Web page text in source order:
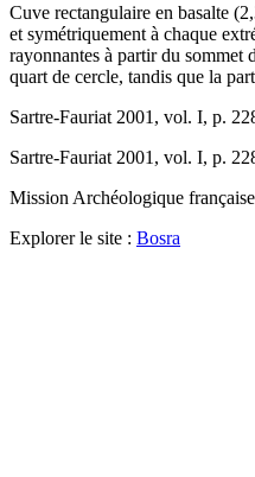
Cuve rectangulaire en basalte
et symétriquement à chaque
rayonnantes à partir du sommet
quart de cercle, tandis que la
Sartre-Fauriat 2001, vol. I, p.
Sartre-Fauriat 2001, vol. I, p.
Mission Archéologique
Explorer le site : Bosra